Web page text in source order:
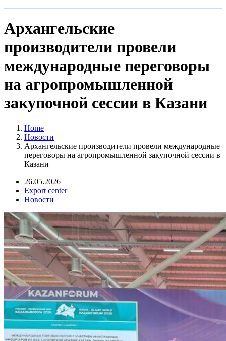
Архангельские
производители провели
международные переговоры
на агропромышленной
закупочной сессии в Казани
Home
Новости
Архангельские производители провели международные
переговоры на агропромышленной закупочной сессии в
Казани
26.05.2026
Export center
Новости